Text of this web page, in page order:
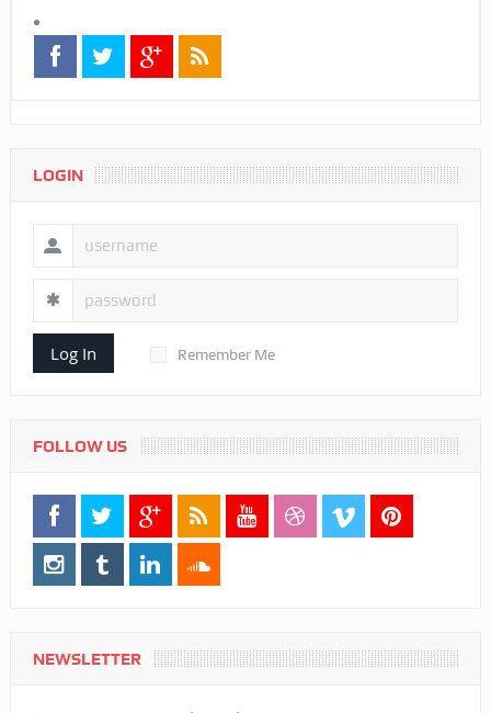
LOGIN
Log In Remember Me
FOLLOW US
NEWSLETTER